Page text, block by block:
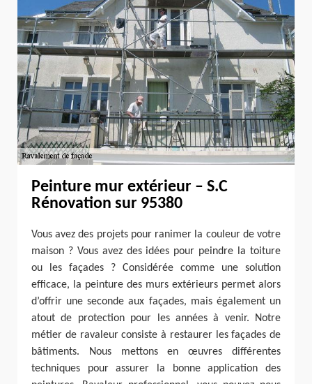
Peinture mur extérieur – S.C
Rénovation sur 95380
Vous avez des projets pour ranimer la couleur de votre
maison ? Vous avez des idées pour peindre la toiture
ou les façades ? Considérée comme une solution
efficace, la peinture des murs extérieurs permet alors
d’offrir une seconde aux façades, mais également un
atout de protection pour les années à venir. Notre
métier de ravaleur consiste à restaurer les façades de
bâtiments. Nous mettons en œuvres différentes
techniques pour assurer la bonne application des